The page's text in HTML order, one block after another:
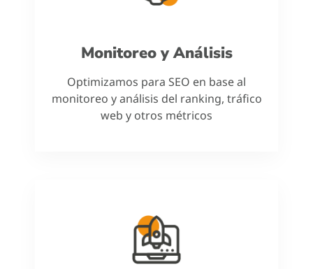
Monitoreo y Análisis
Optimizamos para SEO en base al
monitoreo y análisis del ranking, tráfico
web y otros métricos